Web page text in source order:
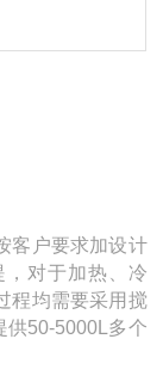
客户要求加设计
对于加热、冷
程均需要采用搅
供50-5000L多个